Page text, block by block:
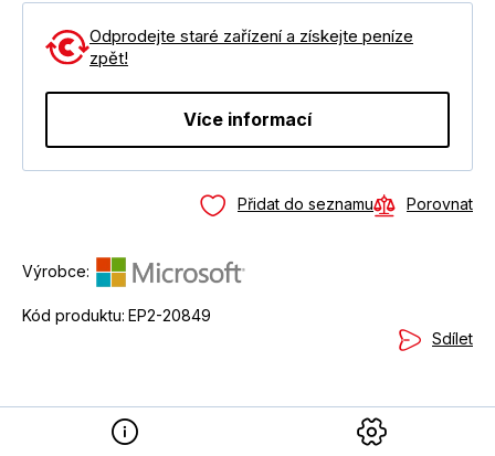
Odprodejte staré zařízení a získejte peníze
zpět!
Více informací
Přidat do seznamu Porovnat
Výrobce:
Kód produktu: EP2-20849
Sdílet